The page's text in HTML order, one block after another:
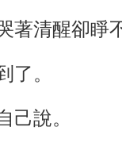
著清醒卻睜
了。
己說。